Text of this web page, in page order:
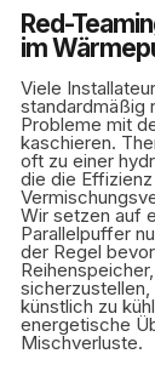
Red-
im
Viele
standardmäßig
Probleme mit
kaschieren.
oft zu einer
die die
Wir setzen auf
Parallelpuffer
der Regel
künstlich zu
energetische
Mischverluste.